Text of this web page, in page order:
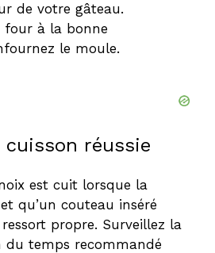
de votre gâteau.
four à la bonne
le moule.
cuisson réussie
est cuit lorsque la
qu’un couteau inséré
propre. Surveillez la
du temps recommandé